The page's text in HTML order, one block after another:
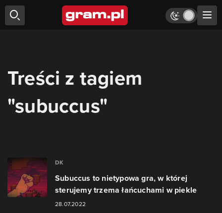
Treści z tagiem
"subuccus"
DK
Subuccus to nietypowa gra, w której
sterujemy trzema łańcuchami w piekle
28.07.2022